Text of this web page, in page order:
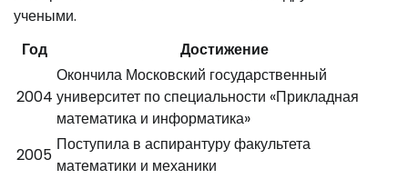
учеными.
Год
Достижение
2004
Окончила Московский государственный
университет по специальности «Прикладная
математика и информатика»
2005
Поступила в аспирантуру факультета
математики и механики